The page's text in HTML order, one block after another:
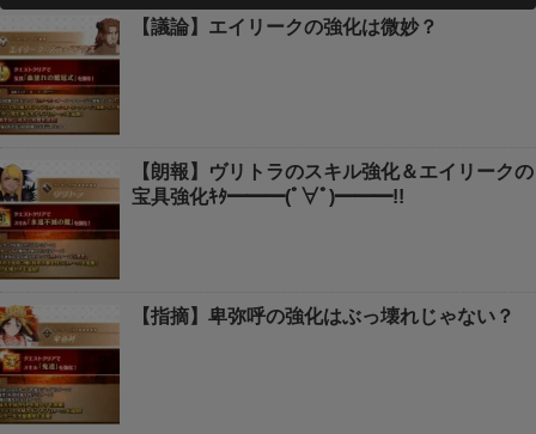
【議論】エイリークの強化は微妙？
【朗報】ヴリトラのスキル強化＆エイリークの
宝具強化ｷﾀ━━━(ﾟ∀ﾟ)━━━!!
【指摘】卑弥呼の強化はぶっ壊れじゃない？